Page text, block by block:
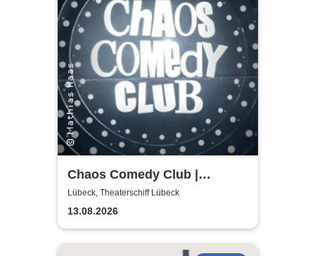
Chaos Comedy Club |
Theaterschiff Lübeck
Lübeck, Theaterschiff Lübeck
13.08.2026